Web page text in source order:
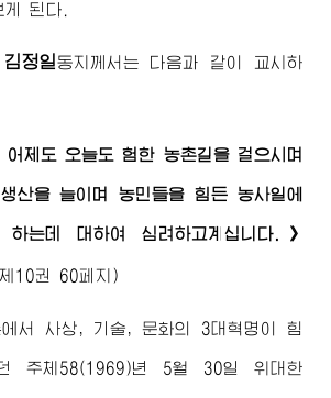
된다.
김정일동지께서 는 다음과 같이 교시하
어제도 오늘도 험한 농촌길을 걸으시며
산을 늘이며 농민들을 힘든 농사일에
하는데 대하여 심려하고계십니다.》
제10권 60페지)
서 사상, 기술, 문화의 3대혁명이 힘
주체58(1969)년 5월 30일 위대한